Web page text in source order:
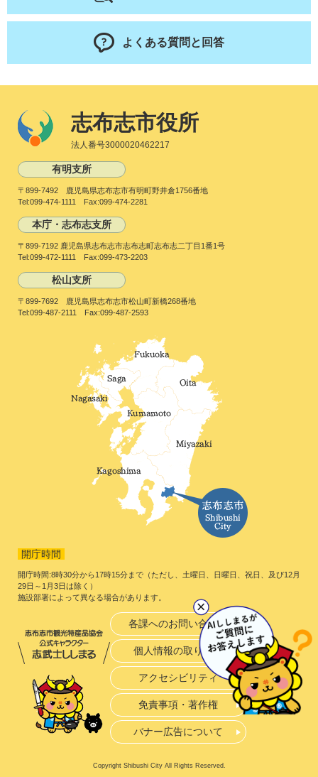
よくある質問と回答
志布志市役所
法人番号3000020462217
有明支所
〒899-7492 鹿児島県志布志市有明町野井倉1756番地
Tel:099-474-1111 Fax:099-474-2281
本庁・志布志支所
〒899-7192 鹿児島県志布志市志布志町志布志二丁目1番1号
Tel:099-472-1111 Fax:099-473-2203
松山支所
〒899-7692 鹿児島県志布志市松山町新橋268番地
Tel:099-487-2111 Fax:099-487-2593
開庁時間
開庁時間:8時30分から17時15分まで（ただし、土曜日、日曜日、祝日、及び12月
29日～1月3日は除く）
施設部署によって異なる場合があります。
各課へのお問い合わせ
個人情報の取り扱い
アクセシビリティ
免責事項・著作権
バナー広告について
Copyright Shibushi City All Rights Reserved.